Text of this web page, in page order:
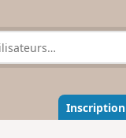
Inscription